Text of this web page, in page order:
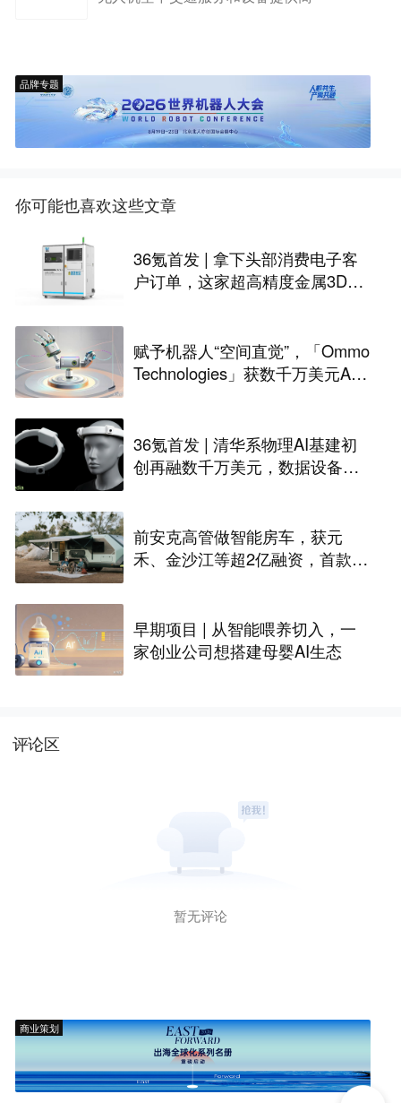
品牌专题
你可能也喜欢这些文章
36氪首发 | 拿下头部消费电子客
户订单，这家超高精度金属3D打
赋予机器人“空间直觉”，「Ommo
Technologies」获数千万美元A轮
36氪首发 | 清华系物理AI基建初
创再融数千万美元，数据设备进
前安克高管做智能房车，获元
禾、金沙江等超2亿融资，首款产
早期项目 | 从智能喂养切入，一
家创业公司想搭建母婴AI生态
评论区
暂无评论
商业策划